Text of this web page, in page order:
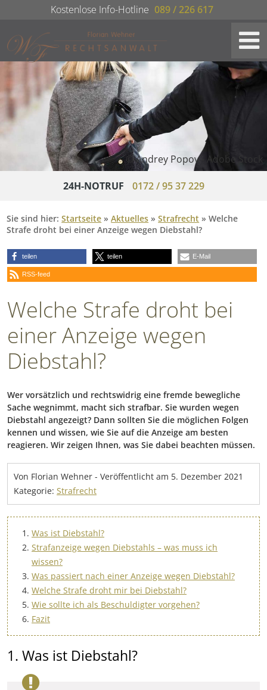
Kostenlose Info-Hotline 089 / 226 617
© Andrey Popov - Adobe Stock
24H-NOTRUF 0172 / 95 37 229
Sie sind hier:Startseite »Aktuelles »Strafrecht »Welche
Strafe droht bei einer Anzeige wegen Diebstahl?
teilen teilen E-Mail
RSS-feed
Welche Strafe droht bei
einer Anzeige wegen
Diebstahl?
Wer vorsätzlich und rechtswidrig eine fremde bewegliche
Sache wegnimmt, macht sich strafbar. Sie wurden wegen
Diebstahl angezeigt? Dann sollten Sie die möglichen Folgen
kennen und wissen, wie Sie auf die Anzeige am besten
reagieren. Wir zeigen Ihnen, was Sie dabei beachten müssen.
Von Florian Wehner - Veröffentlicht am 5. Dezember 2021
Kategorie: Strafrecht
Was ist Diebstahl?
Strafanzeige wegen Diebstahls – was muss ich
wissen?
Was passiert nach einer Anzeige wegen Diebstahl?
Welche Strafe droht mir bei Diebstahl?
Wie sollte ich als Beschuldigter vorgehen?
Fazit
1. Was ist Diebstahl?